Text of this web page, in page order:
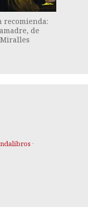
recomienda:
de
·